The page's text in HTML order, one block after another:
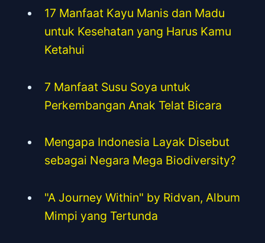
17 Manfaat Kayu Manis dan Madu
untuk Kesehatan yang Harus Kamu
Ketahui
7 Manfaat Susu Soya untuk
Perkembangan Anak Telat Bicara
Mengapa Indonesia Layak Disebut
sebagai Negara Mega Biodiversity?
"A Journey Within" by Ridvan, Album
Mimpi yang Tertunda